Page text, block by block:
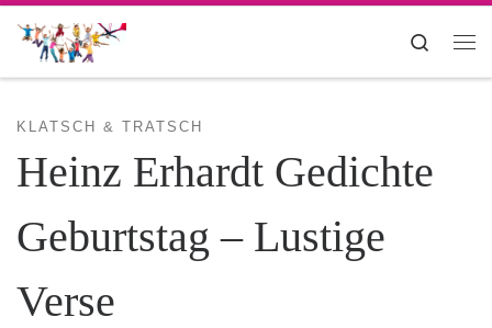
Zum Inhalt springen
Search
KLATSCH & TRATSCH
Heinz Erhardt Gedichte
Geburtstag – Lustige
Verse